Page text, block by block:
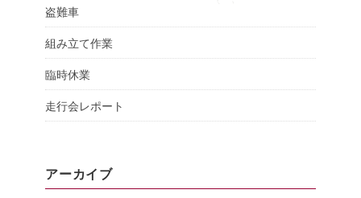
盗難車
組み立て作業
臨時休業
走行会レポート
アーカイブ